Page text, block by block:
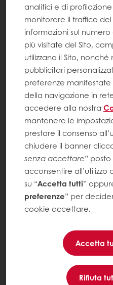
analitici e di
monitorare il traffico
informazioni sul
più visitate del Sito,
utilizzano il Sito,
pubblicitari
preferenze manifestate
della navigazione in
accedere alla nostra
mantenere le
prestare il consenso
chiudere il banner
senza accettare”
acconsentire
su “Accetta tutti”
preferenze” per
cookie accettare.
Accetta
Rifiuta